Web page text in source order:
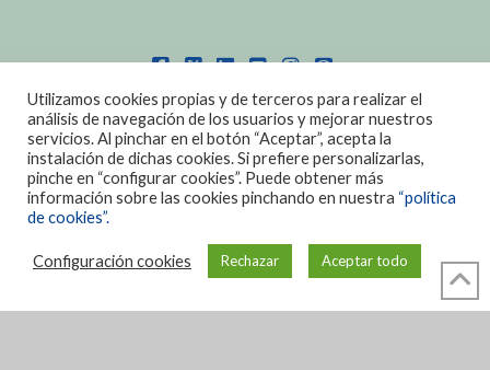
POLITICA DE COOKIES|AVISO LEGAL
DISEÑO: DIAN SISTEMAS
Utilizamos cookies propias y de terceros para realizar el
análisis de navegación de los usuarios y mejorar nuestros
servicios. Al pinchar en el botón “Aceptar”, acepta la
instalación de dichas cookies. Si prefiere personalizarlas,
pinche en “configurar cookies”. Puede obtener más
información sobre las cookies pinchando en nuestra “política
de cookies”.
Configuración cookies Rechazar Aceptar todo